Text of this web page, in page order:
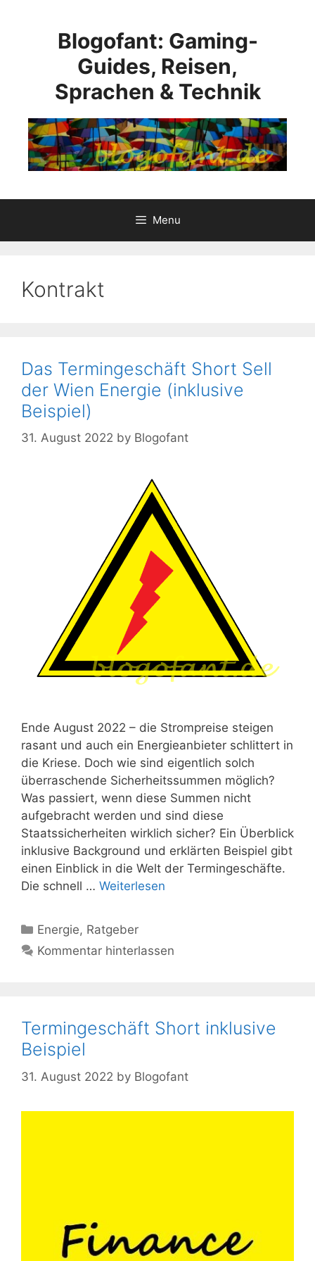
Blogofant: Gaming-
Guides, Reisen,
Sprachen & Technik
Menu
Kontrakt
Das Termingeschäft Short Sell
der Wien Energie (inklusive
Beispiel)
31. August 2022 by Blogofant
Ende August 2022 – die Strompreise steigen
rasant und auch ein Energieanbieter schlittert in
die Kriese. Doch wie sind eigentlich solch
überraschende Sicherheitssummen möglich?
Was passiert, wenn diese Summen nicht
aufgebracht werden und sind diese
Staatssicherheiten wirklich sicher? Ein Überblick
inklusive Background und erklärten Beispiel gibt
einen Einblick in die Welt der Termingeschäfte.
Die schnell … Weiterlesen
Kategorien
Energie, Ratgeber
Kommentar hinterlassen
Termingeschäft Short inklusive
Beispiel
31. August 2022 by Blogofant